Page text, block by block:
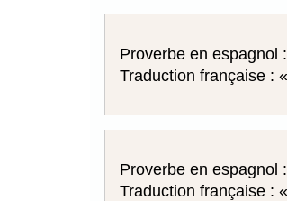
Proverbe en espagnol :
Traduction française :
Proverbe en espagnol :
Traduction française :